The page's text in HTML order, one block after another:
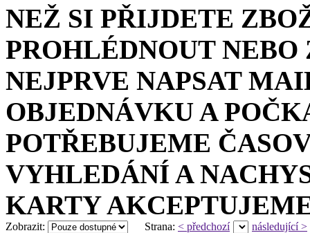
NEŽ SI PŘIJDETE
PROHLÉDNOUT
NEJPRVE NAPSAT
OBJEDNÁVKU A
POTŘEBUJEME
VYHLEDÁNÍ A
KARTY
Zobrazit: Strana: < předchozí následující >